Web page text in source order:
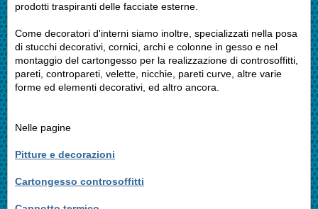
prodotti traspiranti delle facciate esterne.
Come decoratori d'interni siamo inoltre, specializzati nella posa
di stucchi decorativi, cornici, archi e colonne in gesso e nel
montaggio del cartongesso per la realizzazione di controsoffitti,
pareti, contropareti, velette, nicchie, pareti curve, altre varie
forme ed elementi decorativi, ed altro ancora.
Nelle pagine
Pitture e decorazioni
Cartongesso controsoffitti